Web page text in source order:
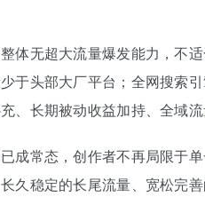
体无超大流量爆发能力，不
于头部大厂平台；全网搜索
、长期被动收益加持、全域流
成常态，创作者不再局限于
久稳定的长尾流量、宽松完